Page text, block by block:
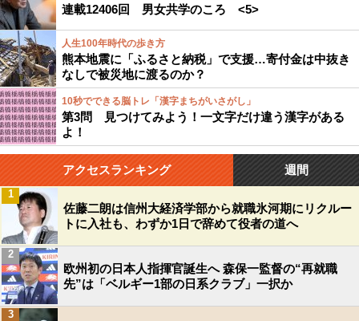
連載12406回 男女共学のころ <5>
人生100年時代の歩き方
熊本地震に「ふるさと納税」で支援…寄付金は中抜き
なしで被災地に渡るのか？
10秒でできる脳トレ「漢字まちがいさがし」
第3問 見つけてみよう！一文字だけ違う漢字がある
よ！
アクセスランキング 週間
佐藤二朗は信州大経済学部から就職氷河期にリクルー
トに入社も、わずか1日で辞めて役者の道へ
1
欧州初の日本人指揮官誕生へ 森保一監督の“再就職
先”は「ベルギー1部の日系クラブ」一択か
2
3